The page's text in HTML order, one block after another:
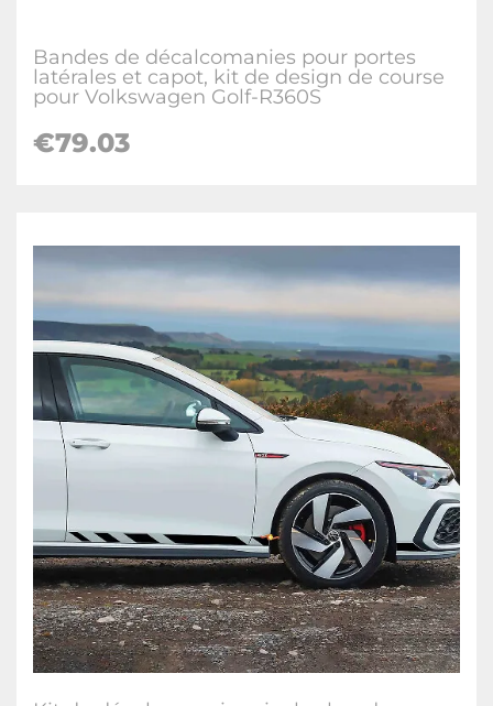
Bandes de décalcomanies pour portes
latérales et capot, kit de design de course
pour Volkswagen Golf-R360S
€79.03